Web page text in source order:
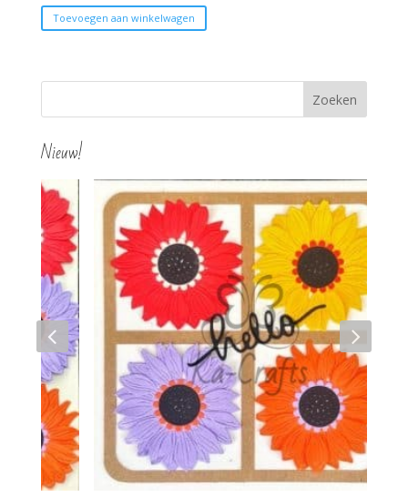
Toevoegen aan winkelwagen
Nieuw!